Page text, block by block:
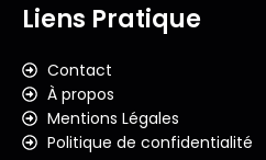
Liens Pratique
Contact
À propos
Mentions Légales
Politique de confidentialité